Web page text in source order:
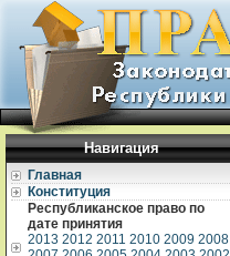
Навигация
Главная
Конституция
Республиканское право по
дате принятия
2013 2012 2011 2010 2009 2008